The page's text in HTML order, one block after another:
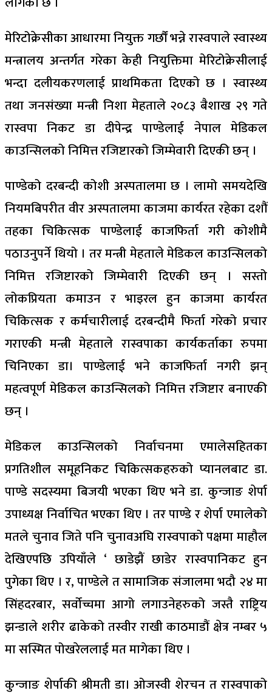
मेरिटोक्रेसीका आधारमा नियुक्त गर्छौं भन्ने रास्वपाले स्वास्थ्य
मन्त्रालय अन्तर्गत गरेका केही नियुक्तिमा मेरिटोक्रेसीलाई
भन्दा दलीयकरणलाई प्राथमिकता दिएको छ । स्वास्थ्य
तथा जनसंख्या मन्त्री निशा मेहताले २०८३ बैशाख २९ गते
रास्वपा निकट डा दीपेन्द्र पाण्डेलाई नेपाल मेडिकल
काउन्सिलको निमित्त रजिष्टारको जिम्मेवारी दिएकी छन् ।
पाण्डेको दरबन्दी कोशी अस्पतालमा छ । लामो समयदेखि
नियमबिपरीत वीर अस्पतालमा काजमा कार्यरत रहेका दशौं
तहका चिकित्सक पाण्डेलाई काजफिर्ता गरी कोशीमै
पठाउनुपर्ने थियो । तर मन्त्री मेहताले मेडिकल काउन्सिलको
निमित्त रजिष्टारको जिम्मेवारी दिएकी छन् । सस्तो
लोकप्रियता कमाउन र भाइरल हुन काजमा कार्यरत
चिकित्सक र कर्मचारीलाई दरबन्दीमै फिर्ता गरेको प्रचार
गराएकी मन्त्री मेहताले रास्वपाका कार्यकर्ताका रुपमा
चिनिएका डा। पाण्डेलाई भने काजफिर्ता नगरी झन्
महत्वपूर्ण मेडिकल काउन्सिलको निमित्त रजिष्टार बनाएकी
छन् ।
मेडिकल काउन्सिलको निर्वाचनमा एमालेसहितका
प्रगतिशील समूहनिकट चिकित्सकहरुको प्यानलबाट डा.
पाण्डे सदस्यमा बिजयी भएका थिए भने डा. कुन्जाङ शेर्पा
उपाध्यक्ष निर्वाचित भएका थिए । तर पाण्डे र शेर्पा एमालेको
मतले चुनाव जिते पनि चुनावअघि रास्वपाको पक्षमा माहौल
देखिएपछि उपियाँले ‘ छाडेझैं छाडेर रास्वपानिकट हुन
पुगेका थिए । र, पाण्डेले त सामाजिक संजालमा भदौ २४ मा
सिंहदरबार, सर्वोच्चमा आगो लगाउनेहरुको जस्तै राष्ट्रिय
झन्डाले शरीर ढाकेको तस्वीर राखी काठमाडौं क्षेत्र नम्बर ५
मा सस्मित पोखरेललाई मत मागेका थिए ।
कुन्जाङ शेर्पाकी श्रीमती डा। ओजस्वी शेरचन त रास्वपाको